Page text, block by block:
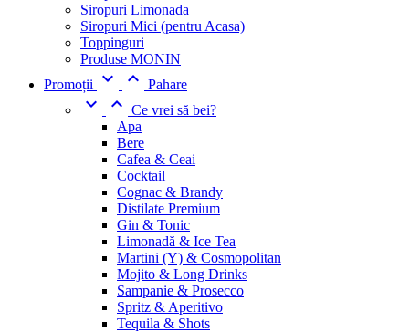
Siropuri Limonada
Siropuri Mici (pentru Acasa)
Toppinguri
Produse MONIN
Promoții
  Pahare
  Ce vrei să bei?
Apa
Bere
Cafea & Ceai
Cocktail
Cognac & Brandy
Distilate Premium
Gin & Tonic
Limonadă & Ice Tea
Martini (Y) & Cosmopolitan
Mojito & Long Drinks
Sampanie & Prosecco
Spritz & Aperitivo
Tequila & Shots